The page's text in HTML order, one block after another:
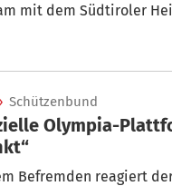
mit dem Südtiroler
Schützenbund
Befremden reagiert